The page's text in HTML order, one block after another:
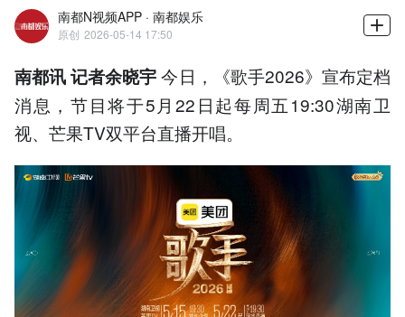
南都N视频APP · 南都娱乐
原创 2026-05-14 17:50
南都讯 记者余晓宇今日，《歌手2026》宣布定档
消息，节目将于5月22日起每周五19:30湖南卫
视、芒果TV双平台直播开唱。